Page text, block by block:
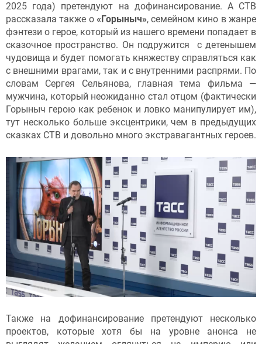
2025 года) претендуют на дофинансирование. А СТВ
рассказала также о «Горыныч», семейном кино в жанре
фэнтези о герое, который из нашего времени попадает в
сказочное пространство. Он подружится с детенышем
чудовища и будет помогать княжеству справляться как
с внешними врагами, так и с внутренними распрями. По
словам Сергея Сельянова, главная тема фильма —
мужчина, который неожиданно стал отцом (фактически
Горыныч герою как ребенок и ловко манипулирует им),
тут несколько больше эксцентрики, чем в предыдущих
сказках СТВ и довольно много экстравагантных героев.
Также на дофинансирование претендуют несколько
проектов, которые хотя бы на уровне анонса не